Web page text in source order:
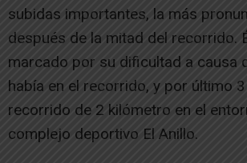
subidas importantes, la más
después de la mitad del recorrido.
marcado por su dificultad a causa
había en el recorrido, y por último
recorrido de 2 kilómetro en el
complejo deportivo El Anillo.